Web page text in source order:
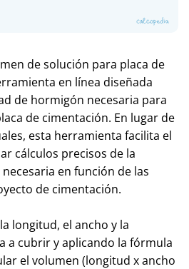
de solución para placa de
en línea diseñada
de hormigón necesaria para
de cimentación. En lugar de
esta herramienta facilita el
cálculos precisos de la
en función de las
de cimentación.
longitud, el ancho y la
a cubrir y aplicando la fórmula
el volumen (longitud x ancho